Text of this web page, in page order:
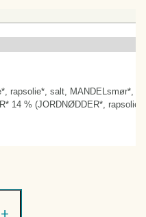
rapsolie*, salt, MANDELsmør*,
14 % (JORDNØDDER*,
+